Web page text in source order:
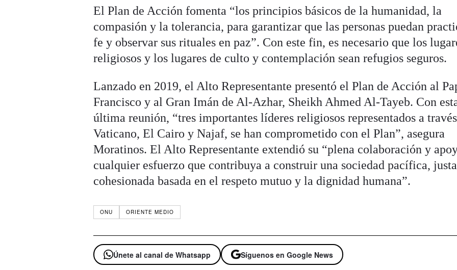
El Plan de Acción fomenta “los principios básicos de la humanidad, la
compasión y la tolerancia, para garantizar que las personas puedan
fe y observar sus rituales en paz”. Con este fin, es necesario que los
religiosos y los lugares de culto y contemplación sean refugios seguros.
Lanzado en 2019, el Alto Representante presentó el Plan de Acción al
Francisco y al Gran Imán de Al-Azhar, Sheikh Ahmed Al-Tayeb. Con
última reunión, “tres importantes líderes religiosos representados a
Vaticano, El Cairo y Najaf, se han comprometido con el Plan”, asegura
Moratinos. El Alto Representante extendió su “plena colaboración y
cualquier esfuerzo que contribuya a construir una sociedad pacífica,
cohesionada basada en el respeto mutuo y la dignidad humana”.
ONU ORIENTE MEDIO
Únete al canal de Whatsapp Síguenos en Google News